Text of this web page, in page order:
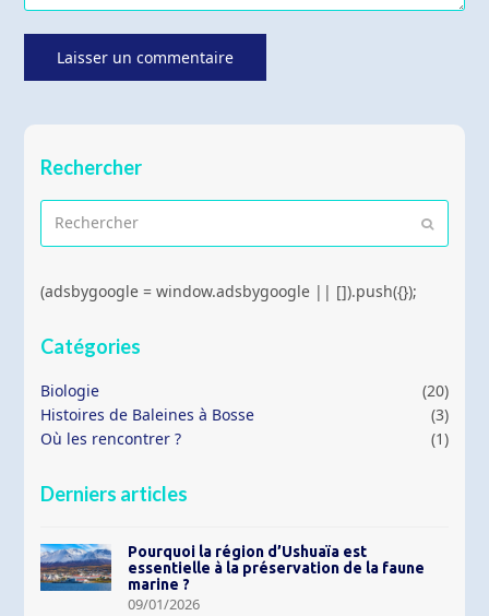
Rechercher
Rechercher
Envoyer
(adsbygoogle = window.adsbygoogle || []).push({});
Catégories
Biologie
(20)
Histoires de Baleines à Bosse
(3)
Où les rencontrer ?
(1)
Derniers articles
Pourquoi la région d’Ushuaïa est
essentielle à la préservation de la faune
marine ?
09/01/2026